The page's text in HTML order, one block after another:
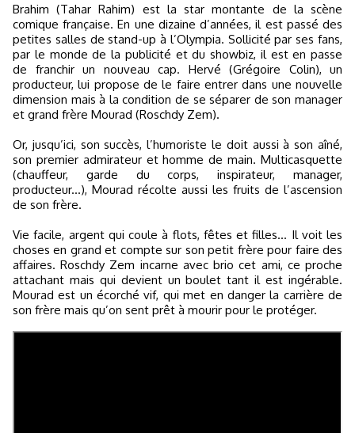
Brahim (Tahar Rahim) est la star montante de la scène
comique française. En une dizaine d’années, il est passé des
petites salles de stand-up à l’Olympia. Sollicité par ses fans,
par le monde de la publicité et du showbiz, il est en passe
de franchir un nouveau cap. Hervé (Grégoire Colin), un
producteur, lui propose de le faire entrer dans une nouvelle
dimension mais à la condition de se séparer de son manager
et grand frère Mourad (Roschdy Zem).
Or, jusqu’ici, son succès, l’humoriste le doit aussi à son aîné,
son premier admirateur et homme de main. Multicasquette
(chauffeur, garde du corps, inspirateur, manager,
producteur...), Mourad récolte aussi les fruits de l’ascension
de son frère.
Vie facile, argent qui coule à flots, fêtes et filles... Il voit les
choses en grand et compte sur son petit frère pour faire des
affaires. Roschdy Zem incarne avec brio cet ami, ce proche
attachant mais qui devient un boulet tant il est ingérable.
Mourad est un écorché vif, qui met en danger la carrière de
son frère mais qu’on sent prêt à mourir pour le protéger.